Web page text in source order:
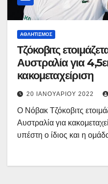
ΑΘΛΗΤΙΣΜΌΣ
Τζόκοβιτς
Αυστραλία για
κακομεταχείριση
20 ΙΑΝΟΥΑΡΊΟΥ 2022
Ο Νόβακ Τζόκοβιτς
Αυστραλία για
υπέστη ο ίδιος και η